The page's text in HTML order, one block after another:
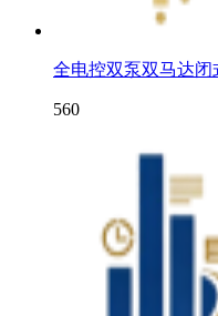
全电控双泵双马达
560